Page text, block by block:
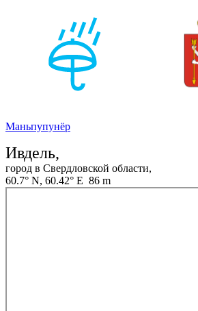
Маньпупунёр
Ивдель,
город в Свердловской области,
60.7° N, 60.42° E 86 m